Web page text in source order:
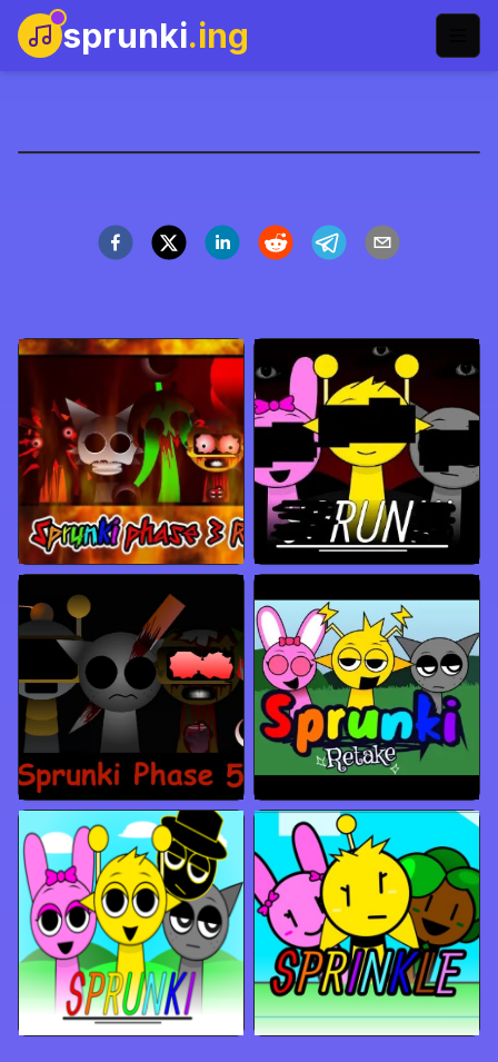
sprunki.ing
Spil nu